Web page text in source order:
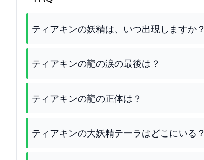
ティアキンの妖精は、いつ出現しますか？
ティアキンの龍の涙の最後は？
ティアキンの龍の正体は？
ティアキンの大妖精テーラはどこにいる？